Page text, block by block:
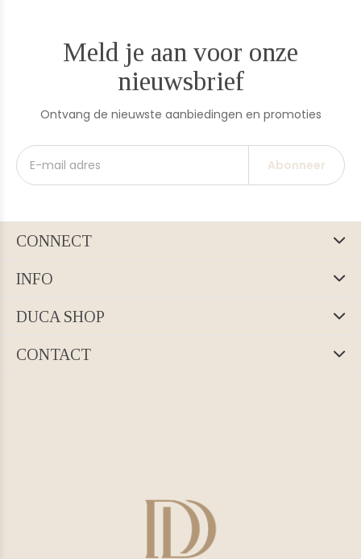
Meld je aan voor onze
nieuwsbrief
Ontvang de nieuwste aanbiedingen en promoties
Abonneer
CONNECT
INFO
DUCA SHOP
CONTACT